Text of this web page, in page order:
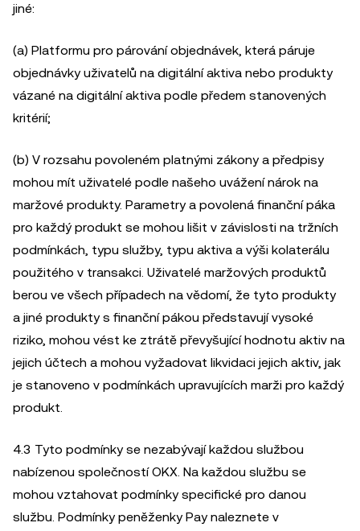
jiné:
(a) Platformu pro párování objednávek, která páruje
objednávky uživatelů na digitální aktiva nebo produkty
vázané na digitální aktiva podle předem stanovených
kritérií;
(b) V rozsahu povoleném platnými zákony a předpisy
mohou mít uživatelé podle našeho uvážení nárok na
maržové produkty. Parametry a povolená finanční páka
pro každý produkt se mohou lišit v závislosti na tržních
podmínkách, typu služby, typu aktiva a výši kolaterálu
použitého v transakci. Uživatelé maržových produktů
berou ve všech případech na vědomí, že tyto produkty
a jiné produkty s finanční pákou představují vysoké
riziko, mohou vést ke ztrátě převyšující hodnotu aktiv na
jejich účtech a mohou vyžadovat likvidaci jejich aktiv, jak
je stanoveno v podmínkách upravujících marži pro každý
produkt.
4.3 Tyto podmínky se nezabývají každou službou
nabízenou společností OKX. Na každou službu se
mohou vztahovat podmínky specifické pro danou
službu. Podmínky peněženky Pay naleznete v